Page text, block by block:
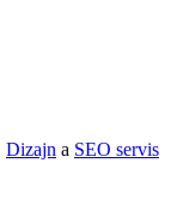
Dizajn a SEO servis